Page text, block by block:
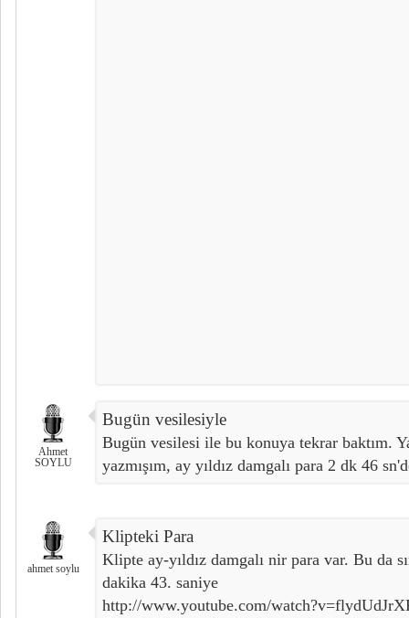
Ahmet
SOYLU
Bugün vesilesiyle
Bugün vesilesi ile bu konuya tekrar baktım.
yazmışım, ay yıldız damgalı para 2 dk 46
ahmet soylu
Klipteki Para
Klipte ay-yıldız damgalı nir para var. Bu da
dakika 43. saniye
http://www.youtube.com/